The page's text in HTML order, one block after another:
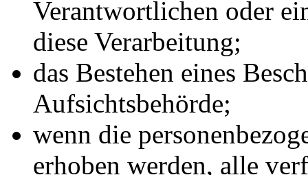
Verantwortlichen oder
diese Verarbeitung;
das Bestehen eines
Aufsichtsbehörde;
wenn die
erhoben werden, alle